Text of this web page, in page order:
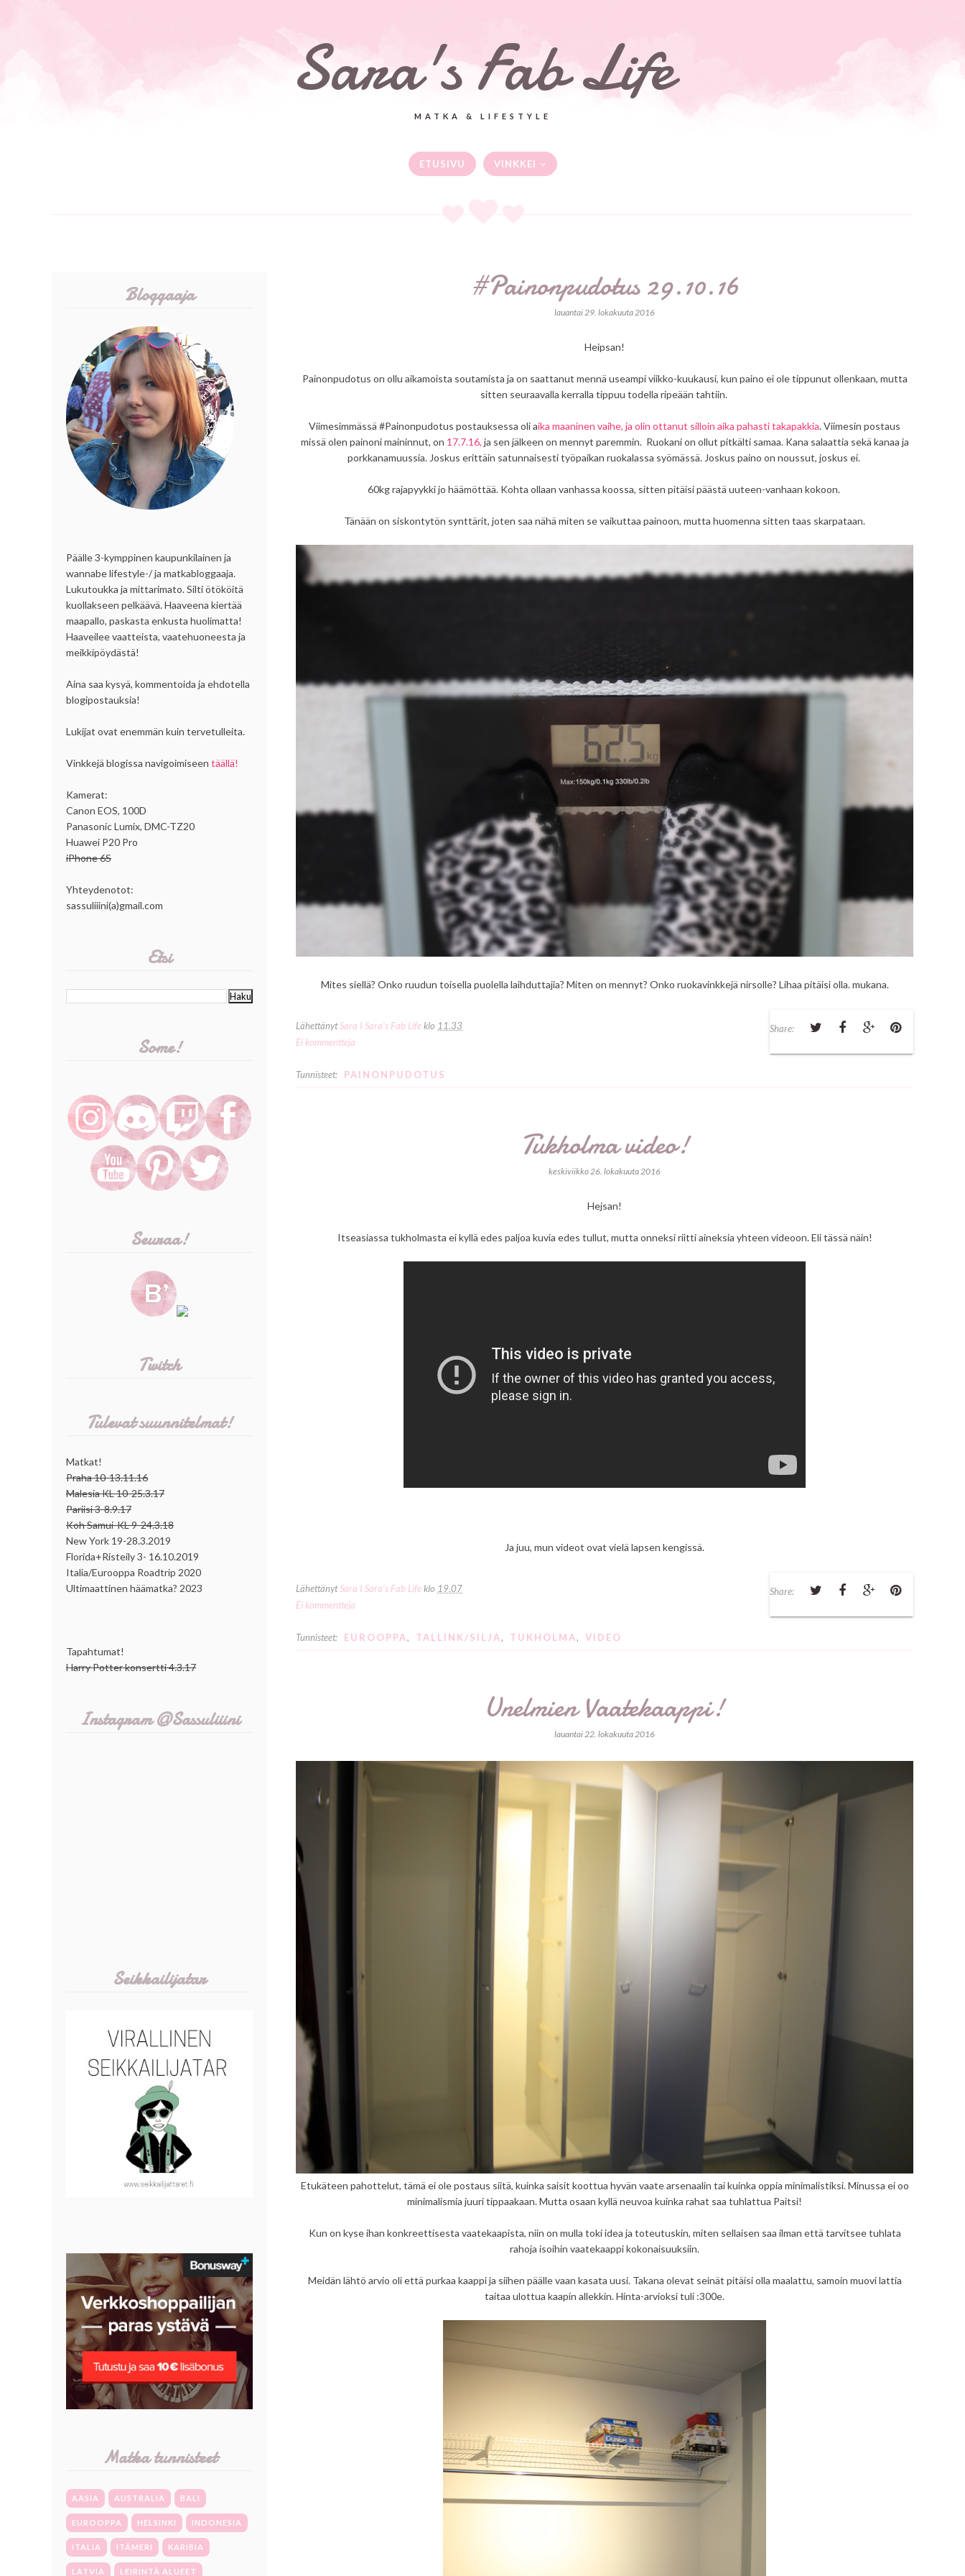
Sara's Fab Life
MATKA & LIFESTYLE
ETUSIVU VINKKEI
#Painonpudotus 29.10.16
lauantai 29. lokakuuta 2016
Heipsan!
Painonpudotus on ollu aikamoista soutamista ja on saattanut mennä useampi viikko-kuukausi, kun paino ei ole tippunut ollenkaan, mutta
sitten seuraavalla kerralla tippuu todella ripeään tahtiin.
Viimesimmässä #Painonpudotus postauksessa oli aika maaninen vaihe, ja olin ottanut silloin aika pahasti takapakkia. Viimesin postaus
missä olen painoni maininnut, on 17.7.16, ja sen jälkeen on mennyt paremmin. Ruokani on ollut pitkälti samaa. Kana salaattia sekä kanaa ja
porkkanamuussia. Joskus erittäin satunnaisesti työpaikan ruokalassa syömässä. Joskus paino on noussut, joskus ei.
60kg rajapyykki jo häämöttää. Kohta ollaan vanhassa koossa, sitten pitäisi päästä uuteen-vanhaan kokoon.
Tänään on siskontytön synttärit, joten saa nähä miten se vaikuttaa painoon, mutta huomenna sitten taas skarpataan.
Mites siellä? Onko ruudun toisella puolella laihduttajia? Miten on mennyt? Onko ruokavinkkejä nirsolle? Lihaa pitäisi olla. mukana.
LähettänytSara I Sara's Fab Lifeklo 11.33
Ei kommentteja
Share:
Tunnisteet: PAINONPUDOTUS
Tukholma video!
keskiviikko 26. lokakuuta 2016
Hejsan!
Itseasiassa tukholmasta ei kyllä edes paljoa kuvia edes tullut, mutta onneksi riitti aineksia yhteen videoon. Eli tässä näin!
Ja juu, mun videot ovat vielä lapsen kengissä.
LähettänytSara I Sara's Fab Lifeklo 19.07
Ei kommentteja
Share:
Tunnisteet: EUROOPPA, TALLINK/SILJA, TUKHOLMA, VIDEO
Unelmien Vaatekaappi!
lauantai 22. lokakuuta 2016
Etukäteen pahottelut, tämä ei ole postaus siitä, kuinka saisit koottua hyvän vaate arsenaalin tai kuinka oppia minimalistiksi. Minussa ei oo
minimalismia juuri tippaakaan. Mutta osaan kyllä neuvoa kuinka rahat saa tuhlattua Paitsi!
Kun on kyse ihan konkreettisesta vaatekaapista, niin on mulla toki idea ja toteutuskin, miten sellaisen saa ilman että tarvitsee tuhlata
rahoja isoihin vaatekaappi kokonaisuuksiin.
Meidän lähtö arvio oli että purkaa kaappi ja siihen päälle vaan kasata uusi. Takana olevat seinät pitäisi olla maalattu, samoin muovi lattia
taitaa ulottua kaapin allekkin. Hinta-arvioksi tuli :300e.
Bloggaaja
Päälle 3-kymppinen kaupunkilainen ja
wannabe lifestyle-/ ja matkabloggaaja.
Lukutoukka ja mittarimato. Silti ötököitä
kuollakseen pelkäävä. Haaveena kiertää
maapallo, paskasta enkusta huolimatta!
Haaveilee vaatteista, vaatehuoneesta ja
meikkipöydästä!
Aina saa kysyä, kommentoida ja ehdotella
blogipostauksia!
Lukijat ovat enemmän kuin tervetulleita.
Vinkkejä blogissa navigoimiseen täällä!
Kamerat:
Canon EOS, 100D
Panasonic Lumix, DMC-TZ20
Huawei P20 Pro
iPhone 6S
Yhteydenotot:
sassuliiini(a)gmail.com
Etsi
Some!
Seuraa!
Twitch
Tulevat suunnitelmat!
Matkat!
Praha 10-13.11.16
Malesia KL 10-25.3.17
Pariisi 3-8.9.17
Koh Samui-KL 9-24.3.18
New York 19-28.3.2019
Florida+Risteily 3- 16.10.2019
Italia/Eurooppa Roadtrip 2020
Ultimaattinen häämatka? 2023
Tapahtumat!
Harry Potter konsertti 4.3.17
Instagram @Sassuliiini
Seikkailijatar
Matka tunnisteet
AASIA AUSTRALIA BALI
EUROOPPA HELSINKI INDONESIA
ITALIA ITÄMERI KARIBIA
LATVIA LEIRINTÄ ALUEET